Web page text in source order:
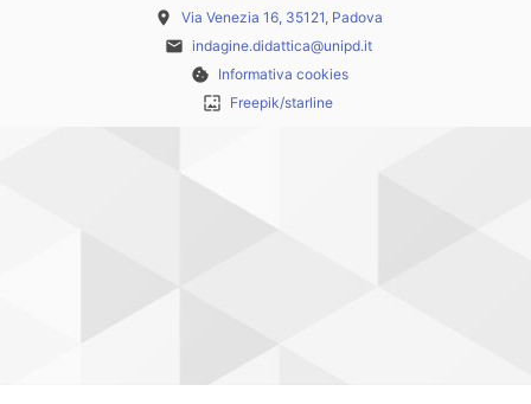
place Via Venezia 16, 35121, Padova
email indagine.didattica@unipd.it
cookie Informativa cookies
wallpaper Freepik/starline